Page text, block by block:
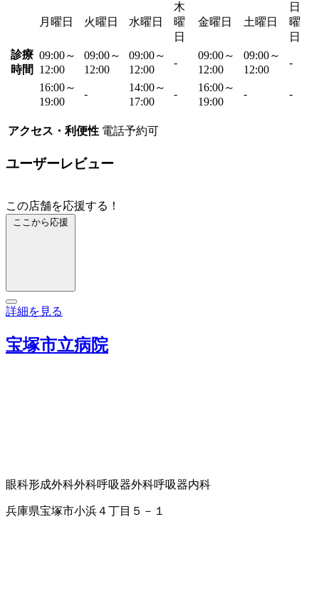
月曜日 火曜日 水曜日
木
曜
日
金曜日 土曜日
日
曜
日
診療
時間
09:00～
12:00
09:00～
12:00
09:00～
12:00
-
09:00～
12:00
09:00～
12:00
-
16:00～
19:00
-
14:00～
17:00
-
16:00～
19:00
- -
アクセス・利便性 電話予約可
ユーザーレビュー
この店舗を応援する！
ここから応援
詳細を見る
宝塚市立病院
眼科形成外科外科呼吸器外科呼吸器内科
兵庫県宝塚市小浜４丁目５－１